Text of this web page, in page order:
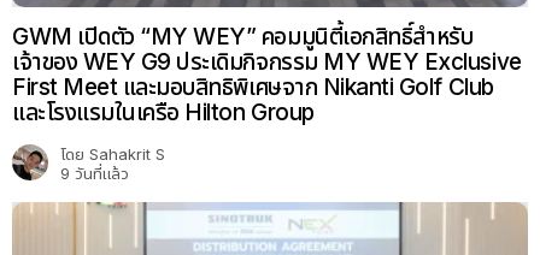
GWM เปิดตัว “MY WEY” คอมมูนิตี้เอกสิทธิ์สำหรับ
เจ้าของ WEY G9 ประเดิมกิจกรรม MY WEY Exclusive
First Meet และมอบสิทธิพิเศษจาก Nikanti Golf Club
และโรงแรมในเครือ Hilton Group
โดย Sahakrit S
9 วันที่แล้ว